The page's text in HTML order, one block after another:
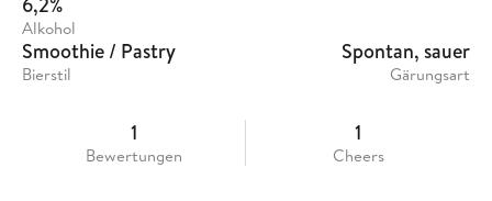
Alkohol
Smoothie / Pastry
Bierstil
Spontan, sauer
Gärungsart
1
Bewertungen
1
Cheers